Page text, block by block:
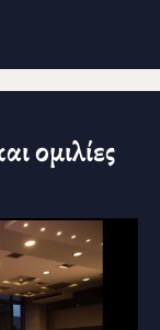
ομιλίες